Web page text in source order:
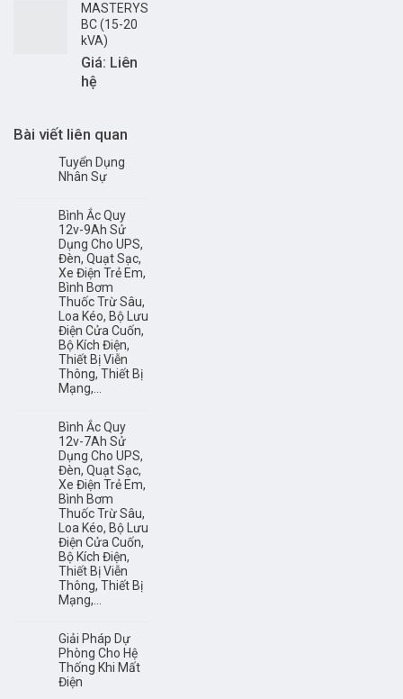
MASTERYS
BC (15-20
kVA)
Giá: Liên
hệ
Bài viết liên quan
Tuyển Dụng
Nhân Sự
Bình Ắc Quy
12v-9Ah Sử
Dụng Cho UPS,
Đèn, Quạt Sạc,
Xe Điện Trẻ Em,
Bình Bơm
Thuốc Trừ Sâu,
Loa Kéo, Bộ Lưu
Điện Cửa Cuốn,
Bộ Kích Điện,
Thiết Bị Viễn
Thông, Thiết Bị
Mạng,…
Bình Ắc Quy
12v-7Ah Sử
Dụng Cho UPS,
Đèn, Quạt Sạc,
Xe Điện Trẻ Em,
Bình Bơm
Thuốc Trừ Sâu,
Loa Kéo, Bộ Lưu
Điện Cửa Cuốn,
Bộ Kích Điện,
Thiết Bị Viễn
Thông, Thiết Bị
Mạng,…
Giải Pháp Dự
Phòng Cho Hệ
Thống Khi Mất
Điện